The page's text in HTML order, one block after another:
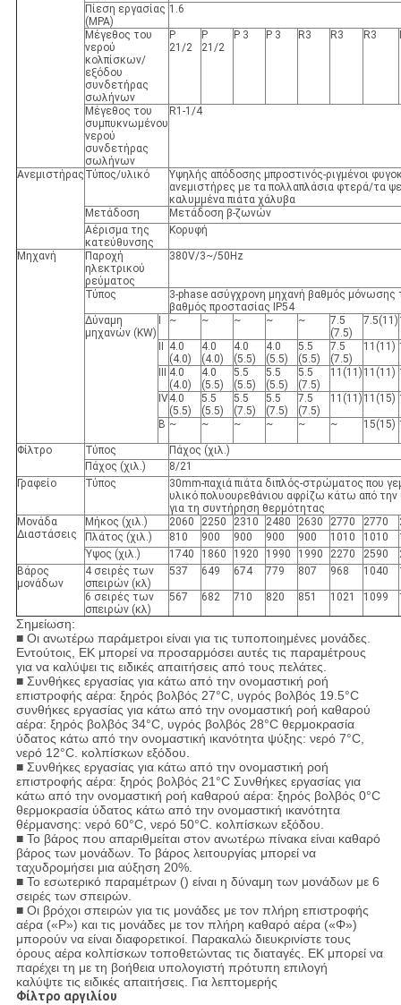
Πίεση εργασίας
(MPA)
1.6
Μέγεθος του
νερού
κολπίσκων/
εξόδου
συνδετήρας
σωλήνων
Ρ
21/2
Ρ
21/2
Ρ 3 Ρ 3 R3 R3 R3
Μέγεθος του
συμπυκνωμένου
νερού
συνδετήρας
σωλήνων
R1-1/4
Ανεμιστήρας Τύπος/υλικό
Υψηλής απόδοσης μπροστινός-ριγμένοι
ανεμιστήρες με τα πολλαπλάσια φτερά/τα
καλυμμένα πιάτα χάλυβα
Μετάδοση
Μετάδοση β-ζωνών
Αέρισμα της
κατεύθυνσης
Κορυφή
Μηχανή
Παροχή
ηλεκτρικού
ρεύματος
380V/3~/50Hz
Τύπος
3-phase ασύγχρονη μηχανή βαθμός μόνωσης
βαθμός προστασίας IP54
Δύναμη
μηχανών (KW)
~ ~ ~ ~ ~
7.5
(7.5)
7.5(11)
4.0
(4.0)
4.0
(4.0)
4.0
(5.5)
4.0
(5.5)
5.5
(5.5)
7.5
(7.5)
11(11)
4.0
(4.0)
4.0
(5.5)
5.5
(5.5)
5.5
(5.5)
5.5
(7.5)
11(11) 11(11)
IV4.0
(5.5)
5.5
(5.5)
5.5
(7.5)
5.5
(7.5)
7.5
(7.5)
11(11) 11(15)
Β ~ ~ ~ ~ ~ ~ 15(15)
Φίλτρο Τύπος
Πάχος (χιλ.)
Πάχος (χιλ.)
8/21
Γραφείο
Τύπος
30mm-παχιά πιάτα διπλός-στρώματος που
υλικό πολυουρεθάνιου αφρίζω κάτω από την
για τη συντήρηση θερμότητας
Μονάδα
Διαστάσεις
Μήκος (χιλ.) 2060 2250 2310 2480 2630 2770 2770
Πλάτος (χιλ.)
810 900 900 900 900 1010 1010
Ύψος (χιλ.)
1740 1860 1920 1990 1990 2270 2590
Βάρος
μονάδων
4 σειρές των
σπειρών (κλ)
537 649 674 779 807 968 1040
6 σειρές των
σπειρών (κλ)
567 682 710 820 851 1021 1099
Σημείωση:
■ Οι ανωτέρω παράμετροι είναι για τις τυποποιημένες μονάδες.
Εντούτοις, EK μπορεί να προσαρμόσει αυτές τις παραμέτρους
για να καλύψει τις ειδικές απαιτήσεις από τους πελάτες.
■ Συνθήκες εργασίας για κάτω από την ονομαστική ροή
επιστροφής αέρα: ξηρός βολβός 27°C, υγρός βολβός 19.5°C
συνθήκες εργασίας για κάτω από την ονομαστική ροή καθαρού
αέρα: ξηρός βολβός 34°C, υγρός βολβός 28°C θερμοκρασία
ύδατος κάτω από την ονομαστική ικανότητα ψύξης: νερό 7°C,
νερό 12°C. κολπίσκων εξόδου.
■ Συνθήκες εργασίας για κάτω από την ονομαστική ροή
επιστροφής αέρα: ξηρός βολβός 21°C Συνθήκες εργασίας για
κάτω από την ονομαστική ροή καθαρού αέρα: ξηρός βολβός 0°C
θερμοκρασία ύδατος κάτω από την ονομαστική ικανότητα
θέρμανσης: νερό 60°C, νερό 50°C. κολπίσκων εξόδου.
■ Το βάρος που απαριθμείται στον ανωτέρω πίνακα είναι καθαρό
βάρος των μονάδων. Το βάρος λειτουργίας μπορεί να
ταχυδρομήσει μια αύξηση 20%.
■ Το εσωτερικό παραμέτρων () είναι η δύναμη των μονάδων με 6
σειρές των σπειρών.
■ Οι βρόχοι σπειρών για τις μονάδες με τον πλήρη επιστροφής
αέρα («Ρ») και τις μονάδες με τον πλήρη καθαρό αέρα («Φ»)
μπορούν να είναι διαφορετικοί. Παρακαλώ διευκρινίστε τους
όρους αέρα κολπίσκων τοποθετώντας τις διαταγές. EK μπορεί να
παρέχει τη με τη βοήθεια υπολογιστή πρότυπη επιλογή
καλύψτε τις ειδικές απαιτήσεις. Για λεπτομερής
Φίλτρο αργιλίου